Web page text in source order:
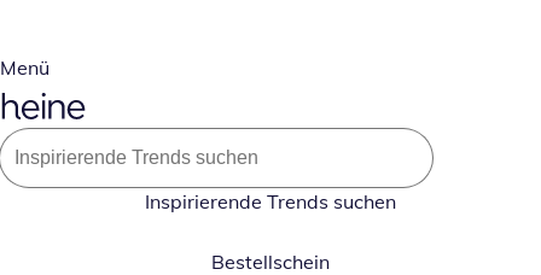
Menü
Inspirierende Trends suchen
Bestellschein